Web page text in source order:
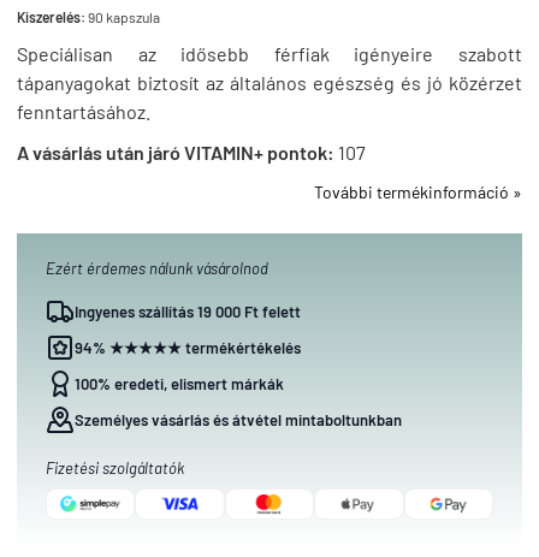
Kiszerelés: 90 kapszula
Speciálisan az idősebb férfiak igényeire szabott
tápanyagokat biztosít az általános egészség és jó közérzet
fenntartásához.
A vásárlás után járó VITAMIN+ pontok: 107
További termékinformáció »
Ezért érdemes nálunk vásárolnod
Ingyenes szállítás 19 000 Ft felett
94% ★★★★★ termékértékelés
100% eredeti, elismert márkák
Személyes vásárlás és átvétel mintaboltunkban
Fizetési szolgáltatók